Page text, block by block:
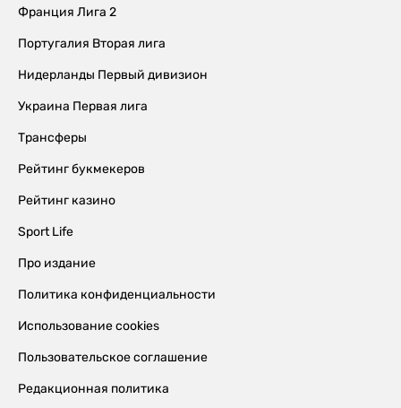
Франция Лига 2
Португалия Вторая лига
Нидерланды Первый дивизион
Украина Первая лига
Трансферы
Рейтинг букмекеров
Рейтинг казино
Sport Life
Про издание
Политика конфиденциальности
Использование cookies
Пользовательское соглашение
Редакционная политика